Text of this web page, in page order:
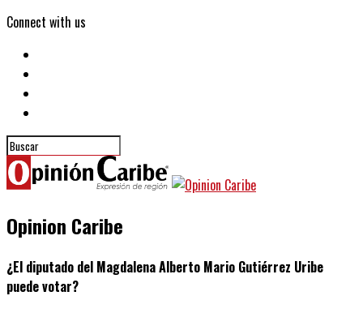
Connect with us
Opinion Caribe
¿El diputado del Magdalena Alberto Mario Gutiérrez Uribe
puede votar?